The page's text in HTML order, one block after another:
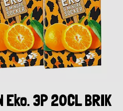
Eko. 3P 20CL BRIK